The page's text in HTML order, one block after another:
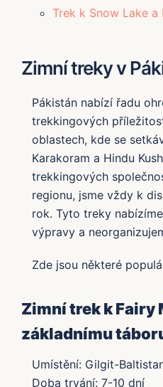
Trek k Snow Lake a
Zimní treky v
Pákistán nabízí řadu
trekkingových
oblastech, kde se
Karakoram a Hindu
trekkingových
regionu, jsme vždy k
rok. Tyto treky
výpravy a
Zde jsou některé
Zimní trek k Fairy
základnímu
Umístění: Gilgit-
Doba trvání: 7-10 dní